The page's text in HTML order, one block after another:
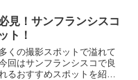
見！サンフランシスコ
ト！
くの撮影スポットで溢れて
回はサンフランシスコで良
るおすすめスポットを紹介